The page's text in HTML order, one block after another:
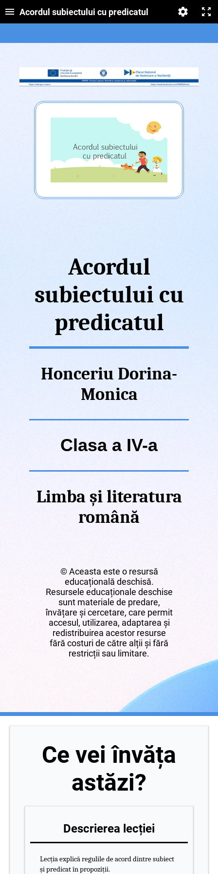
Acordul subiectului cu predicatul
Acordul
subiectului cu
predicatul
Honceriu Dorina-
Monica
Clasa a IV-a
Limba și literatura
română
© Aceasta este o resursă
educațională deschisă.
Resursele educaționale deschise
sunt materiale de predare,
învățare și cercetare, care permit
accesul, utilizarea, adaptarea și
redistribuirea acestor resurse
fără costuri de către alții și fără
restricții sau limitare.
Ce vei învăța
astăzi?
Descrierea lecției
Lecția explică regulile de acord dintre subiect
și predicat în propoziții.